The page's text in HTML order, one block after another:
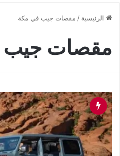
الرئيسية / مقصات جيب في مكة
مقصات جيب